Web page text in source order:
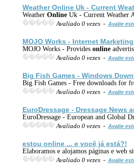
WeatherOnlineUk - Current
Weather OnlineUk - Current Weather
Avaliado 0 vezes - Avalie
MOJO Works - Internet
MOJO Works - Provides online
Avaliado 0 vezes - Avalie
Big Fish Games - Windows
Big Fish Games - Free downloads for
Avaliado 0 vezes - Avalie
EuroDressage - Dressage News
EuroDressage - European and Global
Avaliado 0 vezes - Avalie
estou online... e você já está?!
Elaboramos e alojamos páginas e web
Avaliado 0 vezes - Avalie